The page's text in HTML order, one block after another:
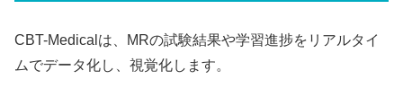
CBT-Medicalは、MRの試験結果や学習進捗をリアルタイ
ムでデータ化し、視覚化します。